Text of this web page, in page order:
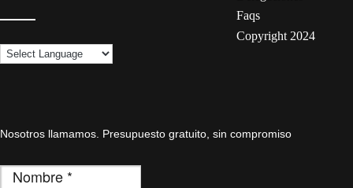
Faqs
Copyright 2024
Nosotros llamamos. Presupuesto gratuito, sin compromiso